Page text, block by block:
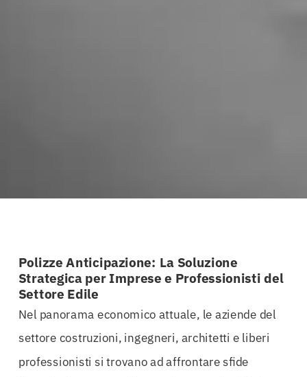
Polizze Anticipazione: La Soluzione
Strategica per Imprese e Professionisti del
Settore Edile
Nel panorama economico attuale, le aziende del
settore costruzioni, ingegneri, architetti e liberi
professionisti si trovano ad affrontare sfide